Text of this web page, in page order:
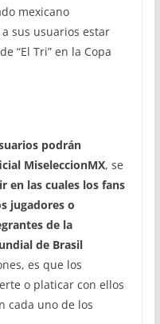
mexicano
sus usuarios estar
“El Tri” en la Copa
podrán
MiseleccionMX, se
en las cuales los fans
jugadores o
de la
de Brasil
es que los
o platicar con ellos
cada uno de los